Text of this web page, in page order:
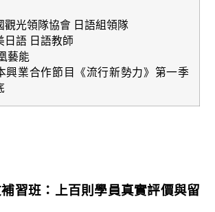
觀光領隊協會 日語組領隊
日語 日語教師
藝能
興業合作節目《流行新勢力》第一季
習班：上百則學員真實評價與留